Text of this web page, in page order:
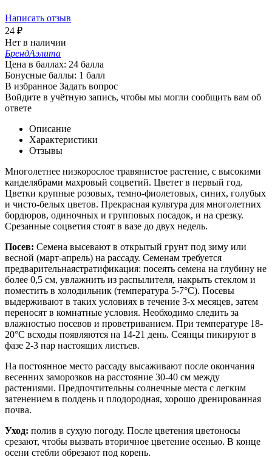
Написать отзыв
24 ₽
Нет в наличии
БрендАэлита
Цена в баллах: 24 балла
Бонусные баллы: 1 балл
В избранное Задать вопрос
Войдите в учётную запись, чтобы мы могли сообщить вам об
ответе
Описание
Характеристики
Отзывы
Многолетнее низкорослое травянистое растение, с высокими
канделябрами махровый соцветий. Цветет в первый год.
Цветки крупные розовых, темно-фиолетовых, синих, голубых
и чисто-белых цветов. Прекрасная культура для многолетних
бордюров, одиночных и групповых посадок, и на срезку.
Срезанные соцветия стоят в вазе до двух недель.
Посев: Семена высевают в открытый грунт под зиму или
весной (март-апрель) на рассаду. Семенам требуется
предварительнаястратификация: посеять семена на глубину не
более 0,5 см, увлажнить из распылителя, накрыть стеклом и
поместить в холодильник (температура 5-7°С). Посевы
выдерживают в таких условиях в течение 3-х месяцев, затем
переносят в комнатные условия. Необходимо следить за
влажностью посевов и проветриванием. При температуре 18-
20°С всходы появляются на 14-21 день. Сеянцы пикируют в
фазе 2-3 пар настоящих листьев.
На постоянное место рассаду высаживают после окончания
весенних заморозков на расстояние 30-40 см между
растениями. Предпочтительны солнечные места с легким
затенением в полдень и плодородная, хорошо дренированная
почва.
Уход: полив в сухую погоду. После цветения цветоносы
срезают, чтобы вызвать вторичное цветение осенью. В конце
осени стебли обрезают под корень.